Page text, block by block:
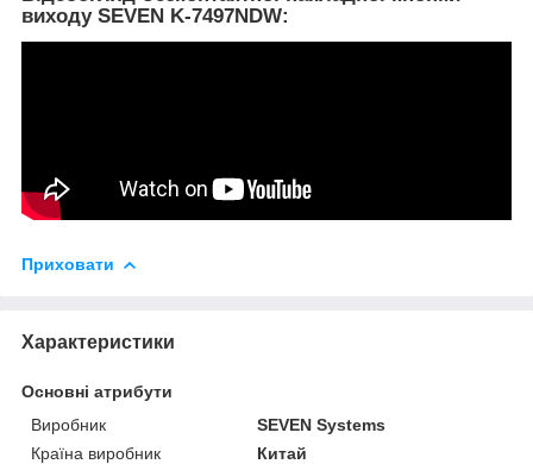
виходу SEVEN K-7497NDW:
Приховати
Характеристики
Основні атрибути
Виробник
SEVEN Systems
Країна виробник
Китай